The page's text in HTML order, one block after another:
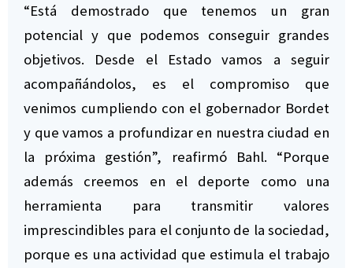
“Está demostrado que tenemos un gran
potencial y que podemos conseguir grandes
objetivos. Desde el Estado vamos a seguir
acompañándolos, es el compromiso que
venimos cumpliendo con el gobernador Bordet
y que vamos a profundizar en nuestra ciudad en
la próxima gestión”, reafirmó Bahl. “Porque
además creemos en el deporte como una
herramienta para transmitir valores
imprescindibles para el conjunto de la sociedad,
porque es una actividad que estimula el trabajo